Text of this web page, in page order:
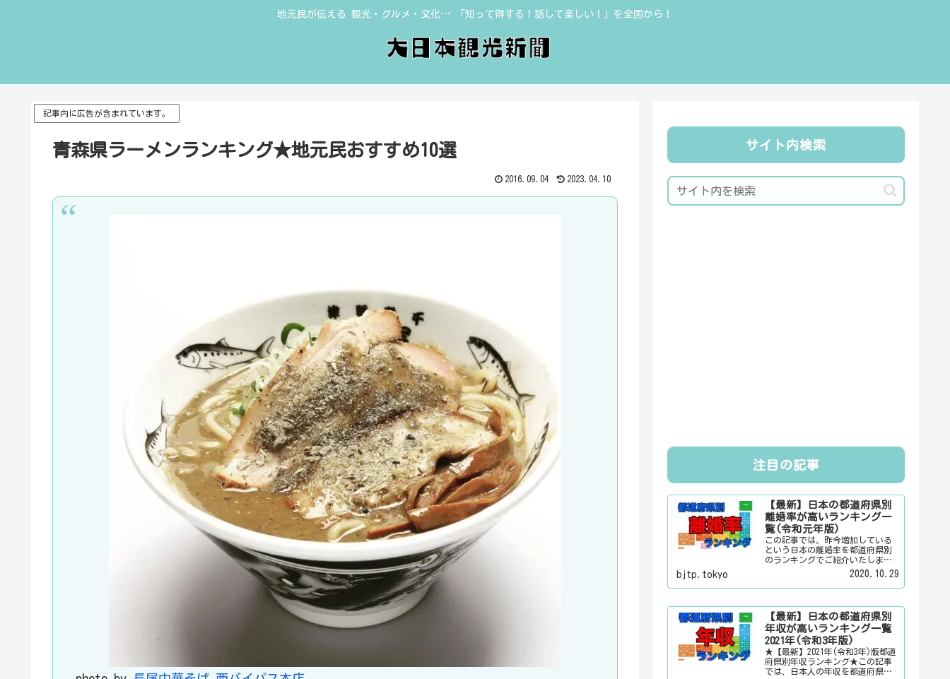
地元民が伝える 観光・グルメ・文化… 「知って得する！話して楽しい！」を全国から！
記事内に広告が含まれています。
青森県ラーメンランキング★地元民おすすめ10選
2016.09.04 2023.04.10
サイト内検索
注目の記事
【最新】日本の都道府県別
離婚率が高いランキング一
覧(令和元年版)
この記事では、昨今増加している
という日本の離婚率を都道府県別
のランキングでご紹介いたしま
す。日本人は３組に１組が離婚す
るというのは本当なのかその真偽
は？その他にも、大日本観光新聞
スポット・デートスポット・パワ
ースポット・心霊スポットなどの
各都道府県の観光情報・ローカル
情報を配信しています。
bjtp.tokyo 2020.10.29
【最新】日本の都道府県別
年収が高いランキング一覧
2021年(令和3年版)
★【最新】2021年(令和3年)版都道
府県別年収ランキング★この記事
では、日本人の年収を都道府県別